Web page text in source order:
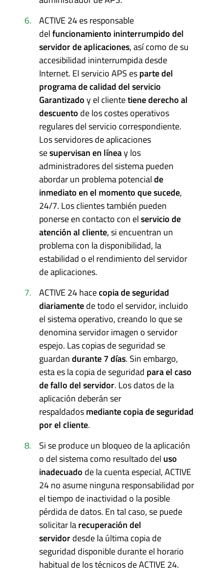
ACTIVE 24 es responsable
delfuncionamiento ininterrumpido del
servidor de aplicaciones, así como de su
accesibilidad ininterrumpida desde
Internet. El servicio APS esparte del
programa de calidad del servicio
Garantizadoy el clientetiene derecho al
descuento de los costes operativos
regulares del servicio correspondiente.
Los servidores de aplicaciones
sesupervisan en líneay los
administradores del sistema pueden
abordar un problema potencialde
inmediato en el momento que sucede,
24/7. Los clientes también pueden
ponerse en contacto con elservicio de
atención al cliente, si encuentran un
problema con la disponibilidad, la
estabilidad o el rendimiento del servidor
de aplicaciones.
ACTIVE 24 hacecopia de seguridad
diariamentede todo el servidor, incluido
el sistema operativo, creando lo que se
denomina servidor imagen o servidor
espejo. Las copias de seguridad se
guardandurante 7 días. Sin embargo,
esta es la copia de seguridad para el caso
de fallo del servidor. Los datos de la
aplicación deberán ser
respaldadosmediante copia de seguridad
por el cliente.
Si se produce un bloqueo de la aplicación
o del sistema como resultado del uso
inadecuado de la cuenta especial, ACTIVE
24 no asume ninguna responsabilidad por
el tiempo de inactividad o la posible
pérdida de datos. En tal caso, se puede
solicitar larecuperación del
servidordesde la última copia de
seguridad disponible durante el horario
habitual de los técnicos de ACTIVE 24.